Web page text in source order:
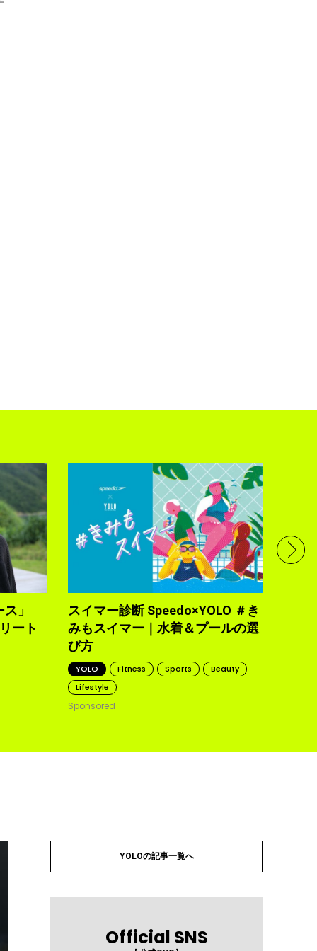
」
ート
スイマー診断 Speedo×YOLO ＃き
みもスイマー｜水着＆プールの選
び方
YOLO Fitness Sports
Beauty
Lifestyle
Sponsored
で完
トレ
YOLOの記事一覧へ
Official SNS